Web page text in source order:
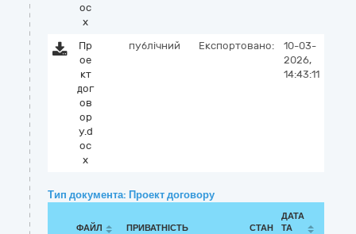
oc
x
Пр
ое
кт
дог
ов
ор
у.d
oc
x
публічний Експортовано:
10-03-
2026,
14:43:11
Тип документа: Проект договору
ФАЙЛ ПРИВАТНІСТЬ СТАН
ДАТА
ТА